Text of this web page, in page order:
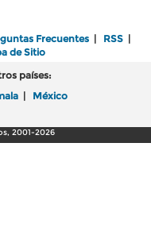
Frecuentes | RSS |
de Sitio
países:
| México
2001-2026